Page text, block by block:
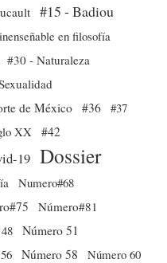
#15 - Badiou
en filosofía
#30 - Naturaleza
de México #36 #37
XX #42
19 Dossier
Numero#68
Número#81
Número 51
Número 58
Número 60